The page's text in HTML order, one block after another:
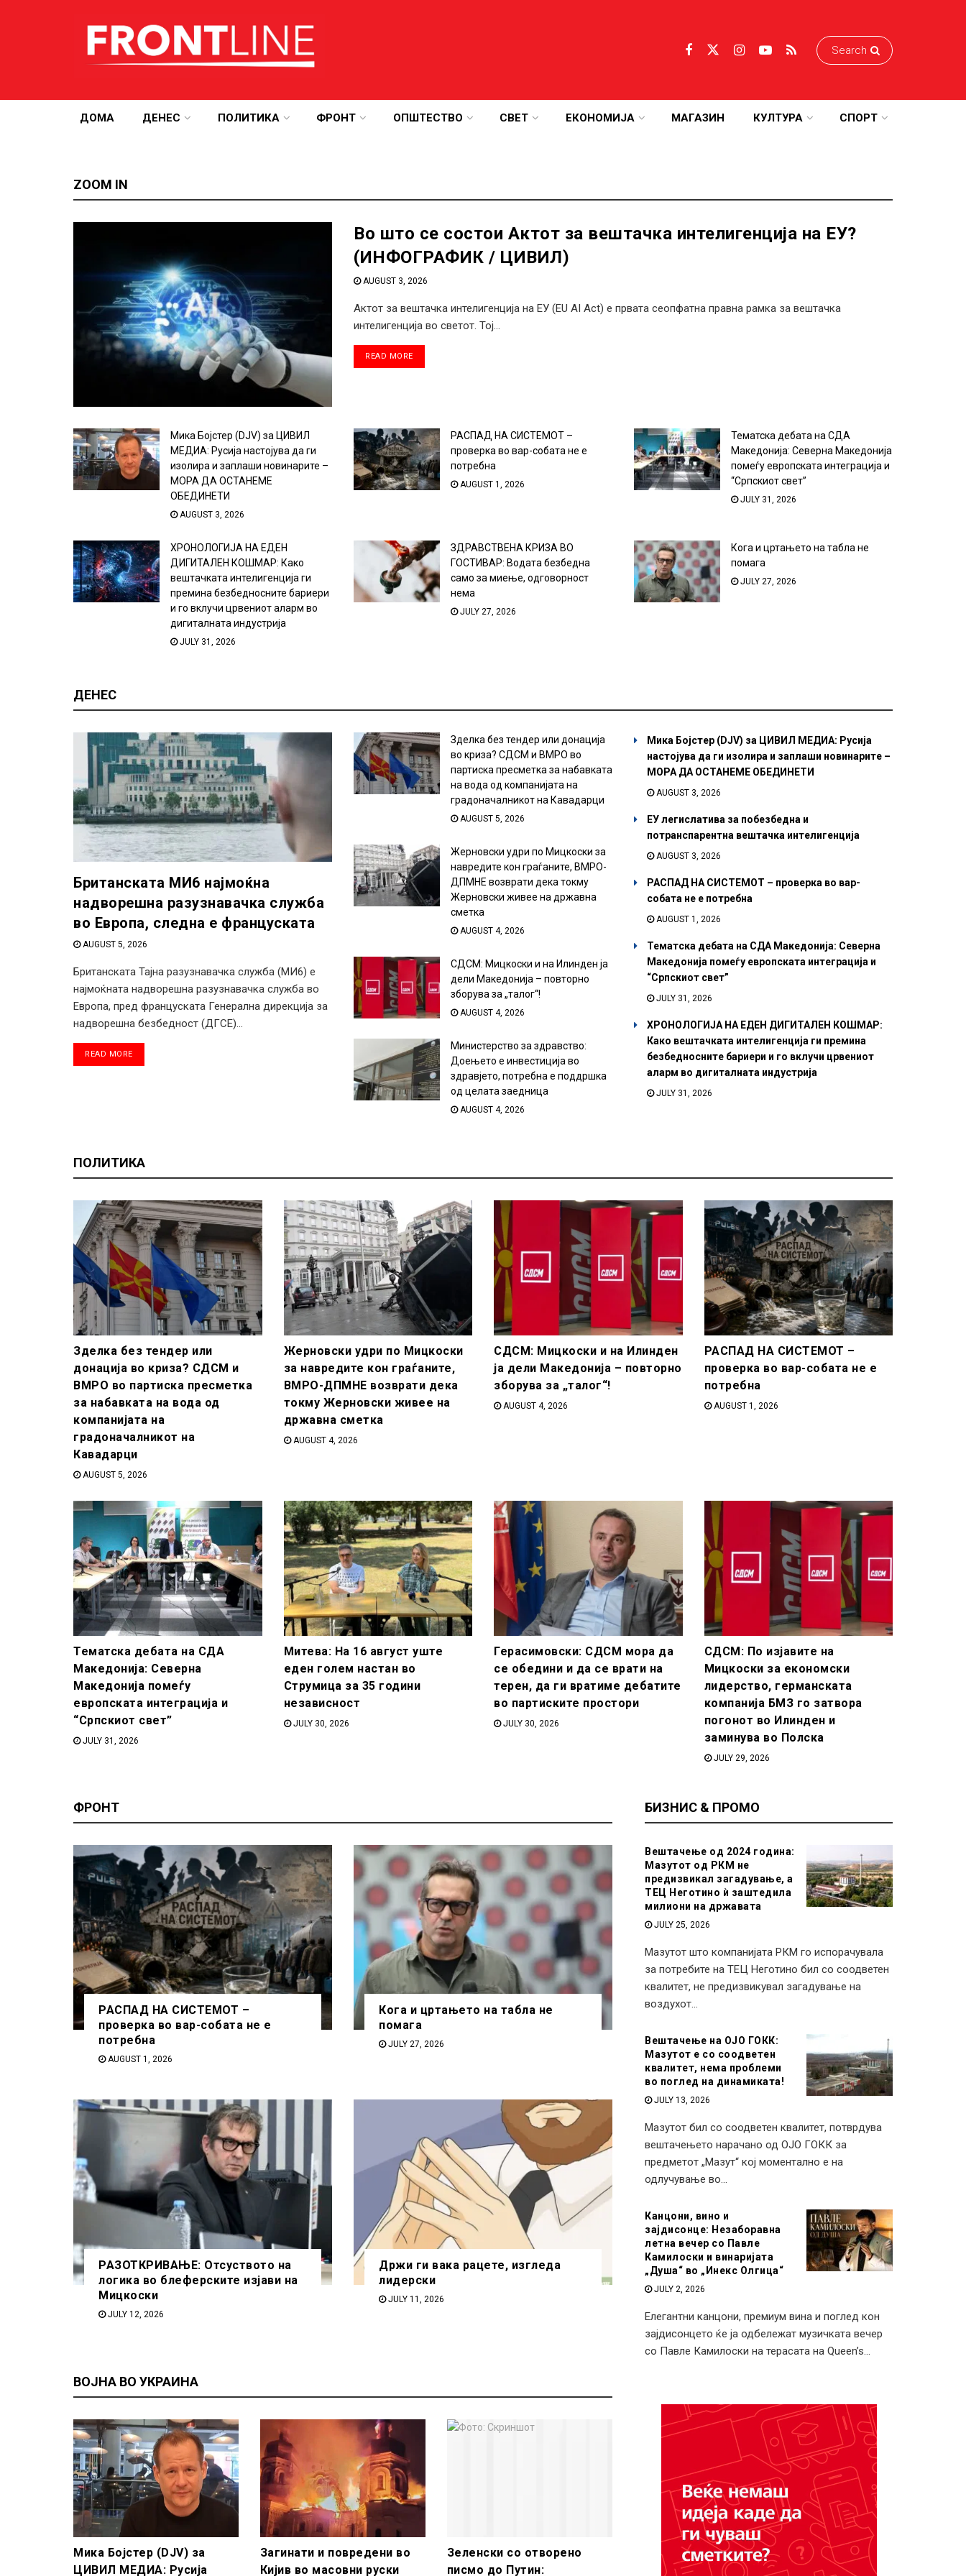
ДОМА ДЕНЕС ПОЛИТИКА ФРОНТ ОПШТЕСТВО СВЕТ ЕКОНОМИЈА МАГАЗИН КУЛТУРА СПОРТ
ZOOM IN
Во што се состои Актот за вештачка интелигенција на ЕУ?
(ИНФОГРАФИК / ЦИВИЛ)
AUGUST 3, 2026
Актот за вештачка интелигенција на ЕУ (EU AI Act) е првата сеопфатна правна рамка за вештачка
интелигенција во светот. Тој...
READ MOREDETAILS
Мика Бојстер (DJV) за ЦИВИЛ
МЕДИА: Русија настојува да ги
изолира и заплаши новинарите –
МОРА ДА ОСТАНЕМЕ
ОБЕДИНЕТИ
AUGUST 3, 2026
РАСПАД НА СИСТЕМОТ –
проверка во вар-собата не е
потребна
AUGUST 1, 2026
Тематска дебата на СДА
Македонија: Северна Македонија
помеѓу европската интеграција и
“Српскиот свет”
JULY 31, 2026
ХРОНОЛОГИЈА НА ЕДЕН
ДИГИТАЛЕН КОШМАР: Како
вештачката интелигенција ги
премина безбедносните бариери
и го вклучи црвениот аларм во
дигиталната индустрија
JULY 31, 2026
ЗДРАВСТВЕНА КРИЗА ВО
ГОСТИВАР: Водата безбедна
само за миење, одговорност
нема
JULY 27, 2026
Кога и цртањето на табла не
помага
JULY 27, 2026
ДЕНЕС
Британската МИ6 најмоќна
надворешна разузнавачка служба
во Европа, следна е француската
AUGUST 5, 2026
Британската Тајна разузнавачка служба (МИ6) е
најмоќната надворешна разузнавачка служба во
Европа, пред француската Генерална дирекција за
надворешна безбедност (ДГСЕ)...
READ MOREDETAILS
Зделка без тендер или донација
во криза? СДСМ и ВМРО во
партиска пресметка за набавката
на вода од компанијата на
градоначалникот на Кавадарци
AUGUST 5, 2026
Жерновски удри по Мицкоски за
навредите кон граѓаните, ВМРО-
ДПМНЕ возврати дека токму
Жерновски живее на државна
сметка
AUGUST 4, 2026
СДСМ: Мицкоски и на Илинден ја
дели Македонија – повторно
зборува за „талог“!
AUGUST 4, 2026
Министерство за здравство:
Доењето е инвестиција во
здравјето, потребна е поддршка
од целата заедница
AUGUST 4, 2026
Мика Бојстер (DJV) за ЦИВИЛ МЕДИА: Русија
настојува да ги изолира и заплаши новинарите –
МОРА ДА ОСТАНЕМЕ ОБЕДИНЕТИ
AUGUST 3, 2026
ЕУ легислатива за побезбедна и
потранспарентна вештачка интелигенција
AUGUST 3, 2026
РАСПАД НА СИСТЕМОТ – проверка во вар-
собата не е потребна
AUGUST 1, 2026
Тематска дебата на СДА Македонија: Северна
Македонија помеѓу европската интеграција и
“Српскиот свет”
JULY 31, 2026
ХРОНОЛОГИЈА НА ЕДЕН ДИГИТАЛЕН КОШМАР:
Како вештачката интелигенција ги премина
безбедносните бариери и го вклучи црвениот
аларм во дигиталната индустрија
JULY 31, 2026
ПОЛИТИКА
Зделка без тендер или
донација во криза? СДСМ и
ВМРО во партиска пресметка
за набавката на вода од
компанијата на
градоначалникот на
Кавадарци
AUGUST 5, 2026
Жерновски удри по Мицкоски
за навредите кон граѓаните,
ВМРО-ДПМНЕ возврати дека
токму Жерновски живее на
државна сметка
AUGUST 4, 2026
СДСМ: Мицкоски и на Илинден
ја дели Македонија – повторно
зборува за „талог“!
AUGUST 4, 2026
РАСПАД НА СИСТЕМОТ –
проверка во вар-собата не е
потребна
AUGUST 1, 2026
Тематска дебата на СДА
Македонија: Северна
Македонија помеѓу
европската интеграција и
“Српскиот свет”
JULY 31, 2026
Митева: На 16 август уште
еден голем настан во
Струмица за 35 години
независност
JULY 30, 2026
Герасимовски: СДСМ мора да
се обедини и да се врати на
терен, да ги вратиме дебатите
во партиските простори
JULY 30, 2026
СДСМ: По изјавите на
Мицкоски за економски
лидерство, германската
компанија БМЗ го затвора
погонот во Илинден и
заминува во Полска
JULY 29, 2026
ФРОНТ
РАСПАД НА СИСТЕМОТ –
проверка во вар-собата не е
потребна
AUGUST 1, 2026
Кога и цртањето на табла не
помага
JULY 27, 2026
РАЗОТКРИВАЊЕ: Отсуството на
логика во блеферските изјави на
Мицкоски
JULY 12, 2026
Држи ги вака рацете, изгледа
лидерски
JULY 11, 2026
ВОЈНА ВО УКРАИНА
Мика Бојстер (DJV) за
ЦИВИЛ МЕДИА: Русија
Загинати и повредени во
Кијив во масовни руски
Зеленски со отворено
писмо до Путин:
БИЗНИС & ПРОМО
Вештачење од 2024 година:
Мазутот од РКМ не
предизвикал загадување, а
ТЕЦ Неготино ѝ заштедила
милиони на државата
JULY 25, 2026
Мазутот што компанијата РКМ го испорачувала
за потребите на ТЕЦ Неготино бил со соодветен
квалитет, не предизвикувал загадување на
воздухот...
Вештачење на ОЈО ГОКК:
Мазутот е со соодветен
квалитет, нема проблеми
во поглед на динамиката!
JULY 13, 2026
Мазутот бил со соодветен квалитет, потврдува
вештачењето нарачано од ОЈО ГОКК за
предметот „Мазут“ кој моментално е на
одлучување во...
Канцони, вино и
зајдисонце: Незаборавна
летна вечер со Павле
Камилоски и винаријата
„Душа“ во „Инекс Олгица“
JULY 2, 2026
Елегантни канцони, премиум вина и поглед кон
зајдисонцето ќе ја одбележат музичката вечер
со Павле Камилоски на терасата на Queen’s...